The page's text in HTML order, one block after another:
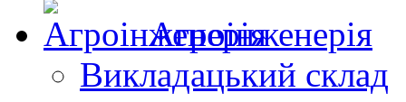
Агроінженерія
Викладацький склад